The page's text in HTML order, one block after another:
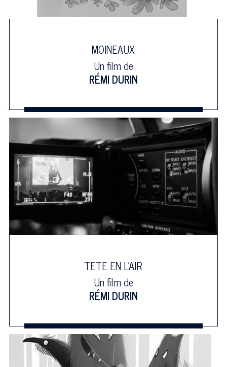
MOINEAUX
Un film de
RÉMI DURIN
TETE EN L'AIR
Un film de
RÉMI DURIN